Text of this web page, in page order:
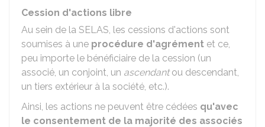
Cession d'actions libre
Au sein de la SELAS, les cessions d'actions sont
soumises à une procédure d'agrément et ce,
peu importe le bénéficiaire de la cession (un
associé, un conjoint, un ascendantou descendant,
un tiers extérieur à la société, etc.).
Ainsi, les actions ne peuvent être cédées qu'avec
le consentement de la majorité des associés